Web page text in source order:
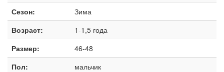
Сезон:
Зима
Возраст:
1-1,5 года
Размер:
46-48
Пол:
мальчик